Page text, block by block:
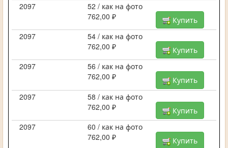
2097
52 / как на фото
762,00 ₽
Купить
2097
54 / как на фото
762,00 ₽
Купить
2097
56 / как на фото
762,00 ₽
Купить
2097
58 / как на фото
762,00 ₽
Купить
2097
60 / как на фото
762,00 ₽
Купить